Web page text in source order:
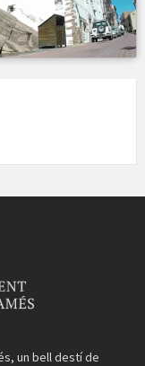
un bell destí de